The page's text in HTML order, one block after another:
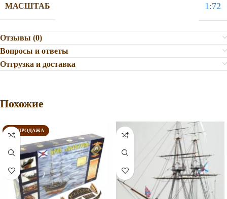
МАСШТАБ 1:72
Отзывы (0)
Вопросы и ответы
Отгрузка и доставка
Похожие
РАСПРОДАЖА